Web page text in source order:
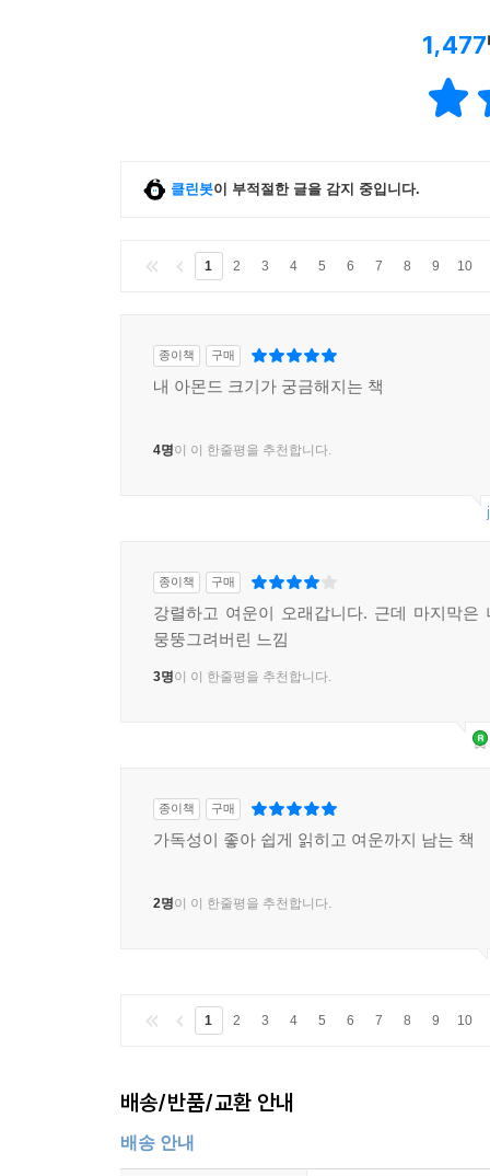
1,477
클린봇이 부적절한 글을 감지 중입니다.
1 2 3 4 5 6 7 8 9 10
종이책 구매
내 아몬드 크기가 궁금해지는 책
4명이 이 한줄평을 추천합니다.
종이책 구매
강렬하고 여운이 오래갑니다. 근데 마지막은
뭉뚱그려버린 느낌
3명이 이 한줄평을 추천합니다.
종이책 구매
가독성이 좋아 쉽게 읽히고 여운까지 남는 책
2명이 이 한줄평을 추천합니다.
1 2 3 4 5 6 7 8 9 10
배송/반품/교환 안내
배송 안내